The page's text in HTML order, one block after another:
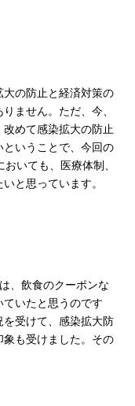
の防止と経済対策の
ません。ただ、今、
めて感染拡大の防止
いうことで、今回の
いても、医療体制、
と思っています。
、飲食のクーポンな
いたと思うのです
受けて、感染拡大防
も受けました。その